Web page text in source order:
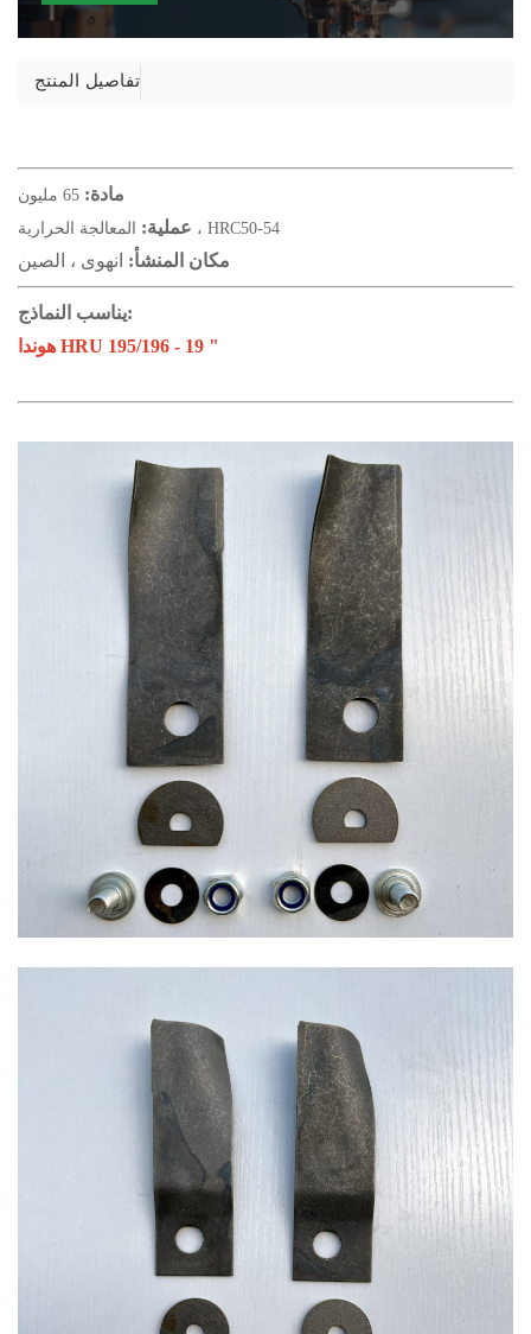
تفاصيل المنتج
مادة: 65 مليون
عملية: المعالجة الحرارية ، HRC50-54
مكان المنشأ: انهوى ، الصين
يناسب النماذج:
هوندا HRU 195/196 - 19 "